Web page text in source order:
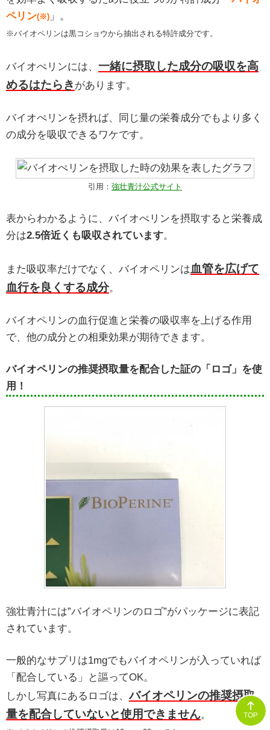
ペリン(※) 」。
※バイオペリンは黒コショウから抽出される特許成分です。
バイオぺリンには、 一緒に摂取した成分の吸収を高
めるはたらき があります。
バイオぺリンを摂れば、同じ量の栄養成分でもより多く
の成分を吸収できるワケです。
引用： 強壮青汁公式サイト
表からわかるように、バイオぺリンを摂取すると栄養成
分は2.5倍近くも吸収されています。
また吸収率だけでなく、バイオペリンは血管を広げて
血行を良くする成分。
バイオペリンの血行促進と栄養の吸収率を上げる作用
で、他の成分との相乗効果が期待できます。
バイオペリンの推奨摂取量を配合した証の「ロゴ」を使
用！
強壮青汁には”バイオペリンのロゴ”がパッケージに表記
されています。
一般的なサプリは1mgでもバイオペリンが入っていれば
「配合している」と謳ってOK。
しかし写真にあるロゴは、バイオペリンの推奨摂取
量を配合していないと使用できません。